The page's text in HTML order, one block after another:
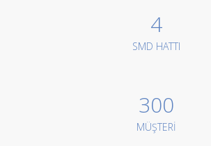
4
SMD HATTI
300
MÜŞTERİ